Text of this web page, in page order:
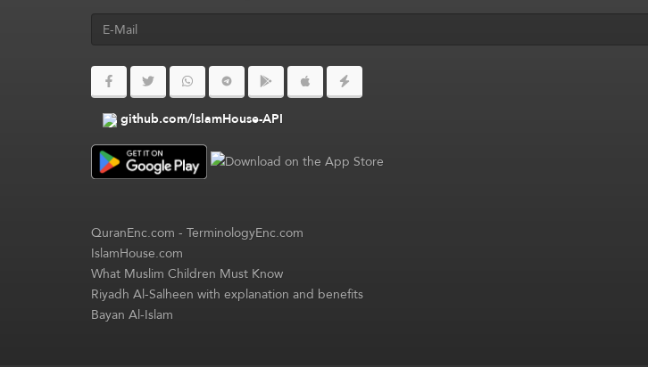
github.com/IslamHouse-API
QuranEnc.com-TerminologyEnc.com
IslamHouse.com
What Muslim Children Must Know
Riyadh Al-Salheen with explanation and benefits
Bayan Al-Islam